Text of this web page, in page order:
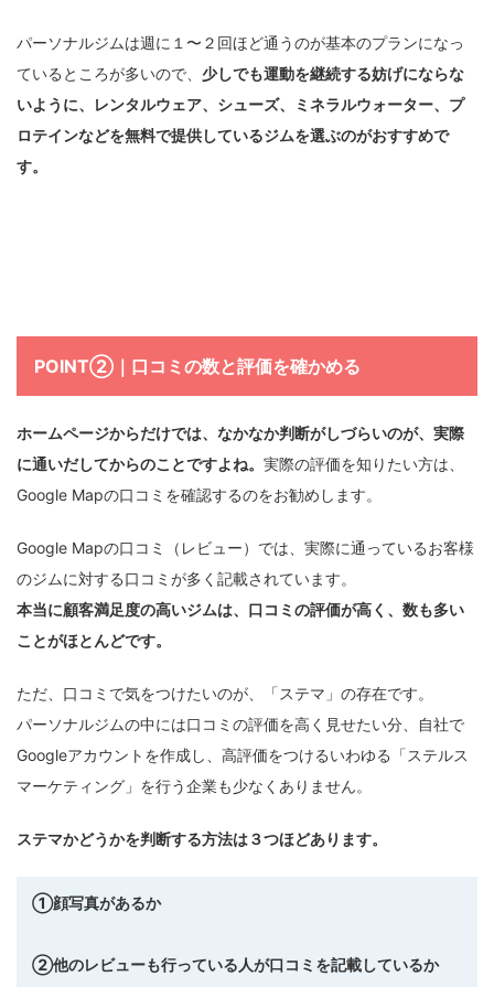
パーソナルジムは週に１〜２回ほど通うのが基本のプランになっ
ているところが多いので、 少しでも運動を継続する妨げにならな
いように、レンタルウェア、シューズ、ミネラルウォーター、プ
ロテインなどを無料で提供しているジムを選ぶのがおすすめで
す。
POINT②｜ 口コミの数と評価を確かめる
ホームページからだけでは、なかなか判断がしづらいのが、実際
に通いだしてからのことですよね。 実際の評価を知りたい方は、
Google Mapの口コミを確認するのをお勧めします。
Google Mapの口コミ（レビュー）では、実際に通っているお客様
のジムに対する口コミが多く記載されています。
本当に顧客満足度の高いジムは、口コミの評価が高く、数も多い
ことがほとんどです。
ただ、口コミで気をつけたいのが、「ステマ」の存在です。
パーソナルジムの中には口コミの評価を高く見せたい分、自社で
Googleアカウントを作成し、高評価をつけるいわゆる「ステルス
マーケティング」を行う企業も少なくありません。
ステマかどうかを判断する方法は３つほどあります。
①顔写真があるか
②他のレビューも行っている人が口コミを記載しているか